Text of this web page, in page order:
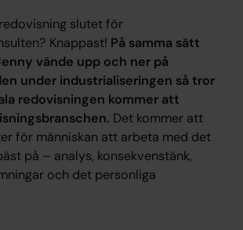
slutet för
Knappast! På samma sätt
vände upp och ner på
under industrialiseringen så tror
redovisningen kommer att
Det kommer att
för människan att arbeta med det
på – analys, konsekvenstänk,
och det personliga